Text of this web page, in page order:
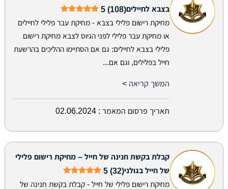
בצבא לחיילים5 (108)
מחיקת רישום פלילי בצבא - מחיקת עבר פלילי לחיילים
או מחיקת עבר פלילי לפני הגיוס לצבא מחיקת רישום
פלילי בצבא לחיילים: גם אם הסתיימו ההליכים בהרשעת
חייל בפלילים, וגם אם...
המשך קריאה >
תאריך פרסום המאמר : 02.06.2024
קבלת בקשת חנינה של חייל – מחיקת רישום פלילי
של חייל בגולני5 (32)
מחיקת רישום פלילי של חייל - קבלת בקשת חנינה של